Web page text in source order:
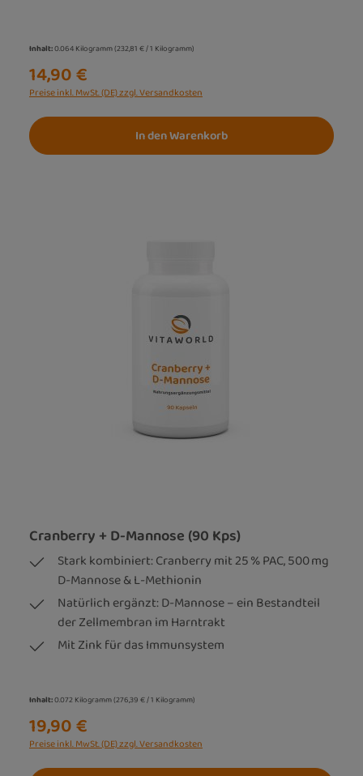
Inhalt:0.064 Kilogramm(232,81 € / 1 Kilogramm)
14,90 €
Preise inkl. MwSt. (DE) zzgl. Versandkosten
In den Warenkorb
Cranberry + D-Mannose (90 Kps)
Stark kombiniert: Cranberry mit 25 % PAC, 500 mg
D-Mannose & L-Methionin
Natürlich ergänzt: D-Mannose – ein Bestandteil
der Zellmembran im Harntrakt
Mit Zink für das Immunsystem
Inhalt:0.072 Kilogramm(276,39 € / 1 Kilogramm)
19,90 €
Preise inkl. MwSt. (DE) zzgl. Versandkosten